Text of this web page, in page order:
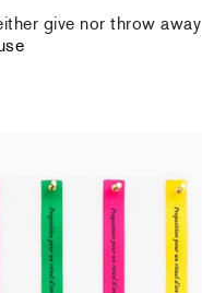
give nor throw away
- Yellow
épuisé